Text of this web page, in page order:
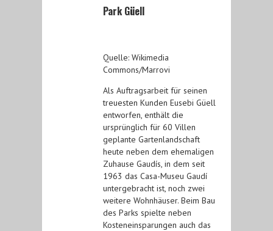
Park Güell
Quelle: Wikimedia
Commons/Marrovi
Als Auftragsarbeit für seinen
treuesten Kunden Eusebi Güell
entworfen, enthält die
ursprünglich für 60 Villen
geplante Gartenlandschaft
heute neben dem ehemaligen
Zuhause Gaudís, in dem seit
1963 das Casa-Museu Gaudí
untergebracht ist, noch zwei
weitere Wohnhäuser. Beim Bau
des Parks spielte neben
Kosteneinsparungen auch das